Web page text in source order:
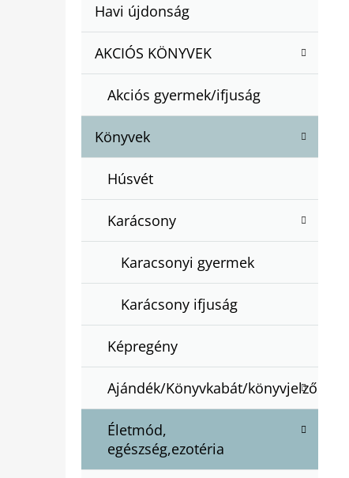
Nátugrása
T
G
R
Á
Havi újdonság
AKCIÓS KÖNYVEK
Akciós gyermek/ifjuság
Könyvek
Húsvét
Karácsony
Karacsonyi gyermek
Karácsony ifjuság
Képregény
Ajándék/Könyvkabát/könyvjelző
Életmód,
egészség,ezotéria
BARTOS ERIKA : BOGYÓ ÉS BABÓCA
€12,50